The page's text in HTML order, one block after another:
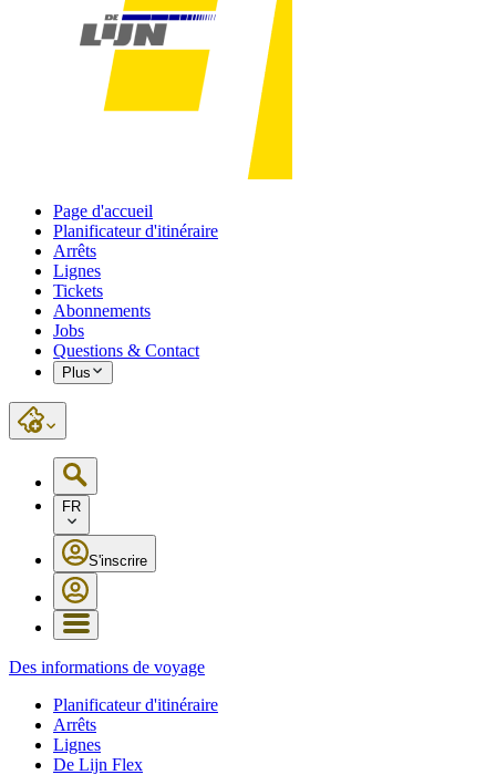
Page d'accueil
Planificateur d'itinéraire
Arrêts
Lignes
Tickets
Abonnements
Jobs
Questions & Contact
Plus
FR
S'inscrire
Des informations de voyage
Planificateur d'itinéraire
Arrêts
Lignes
De Lijn Flex